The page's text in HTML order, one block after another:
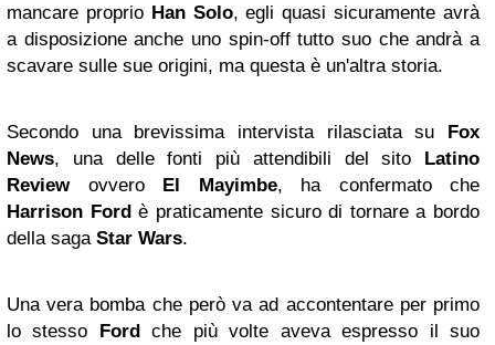
mancare proprio Han Solo, egli quasi sicuramente avrà
a disposizione anche uno spin-off tutto suo che andrà a
scavare sulle sue origini, ma questa è un'altra storia.
Secondo una brevissima intervista rilasciata su Fox
News, una delle fonti più attendibili del sito Latino
Reviewovvero El Mayimbe, ha confermato che
Harrison Fordè praticamente sicuro di tornare a bordo
della saga Star Wars.
Una vera bomba che però va ad accontentare per primo
lo stesso Fordche più volte aveva espresso il suo